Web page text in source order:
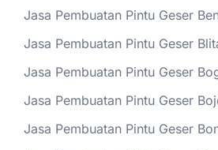
Jasa Pembuatan Pintu Geser
Jasa Pembuatan Pintu Geser
Jasa Pembuatan Pintu Geser
Jasa Pembuatan Pintu Geser
Jasa Pembuatan Pintu Geser